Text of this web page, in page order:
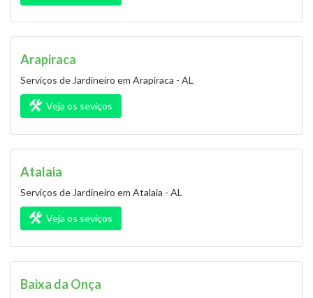
Arapiraca
Serviços de Jardineiro em Arapiraca - AL
Veja os seviços
Atalaia
Serviços de Jardineiro em Atalaia - AL
Veja os seviços
Baixa da Onça